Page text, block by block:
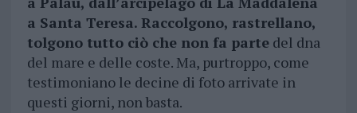
a Santa Teresa. Raccolgono, rastrellano,
tolgono tutto ciò che non fa partedel dna
del mare e delle coste. Ma, purtroppo, come
testimoniano le decine di foto arrivate in
questi giorni, non basta.